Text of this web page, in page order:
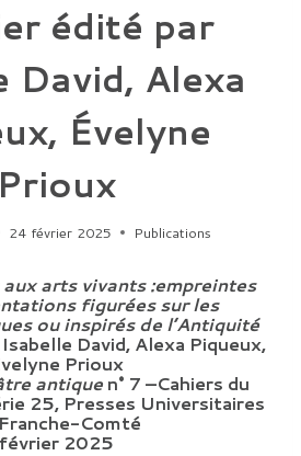
édité par
David, Alexa
Évelyne
Prioux
24 février 2025 Publications
arts vivants :empreintes
figurées sur les
ou inspirés de l’Antiquité
David, Alexa Piqueux,
Prioux
antique n° 7 –Cahiers du
25, Presses Universitaires
Comté
février 2025